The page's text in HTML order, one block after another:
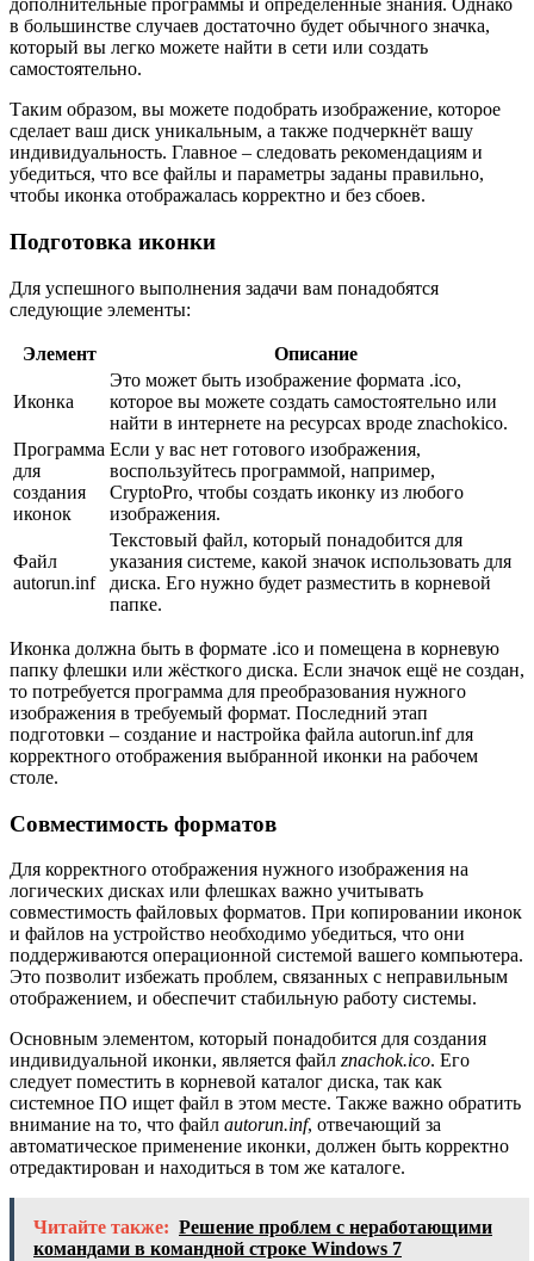
дополнительные программы и определённые знания. Однако
в большинстве случаев достаточно будет обычного значка,
который вы легко можете найти в сети или создать
самостоятельно.
Таким образом, вы можете подобрать изображение, которое
сделает ваш диск уникальным, а также подчеркнёт вашу
индивидуальность. Главное – следовать рекомендациям и
убедиться, что все файлы и параметры заданы правильно,
чтобы иконка отображалась корректно и без сбоев.
Подготовка иконки
Для успешного выполнения задачи вам понадобятся
следующие элементы:
Элемент Описание
Иконка
Это может быть изображение формата .ico,
которое вы можете создать самостоятельно или
найти в интернете на ресурсах вроде znachokico.
Программа
для
создания
иконок
Если у вас нет готового изображения,
воспользуйтесь программой, например,
CryptoPro, чтобы создать иконку из любого
изображения.
Файл
autorun.inf
Текстовый файл, который понадобится для
указания системе, какой значок использовать для
диска. Его нужно будет разместить в корневой
папке.
Иконка должна быть в формате .ico и помещена в корневую
папку флешки или жёсткого диска. Если значок ещё не создан,
то потребуется программа для преобразования нужного
изображения в требуемый формат. Последний этап
подготовки – создание и настройка файла autorun.inf для
корректного отображения выбранной иконки на рабочем
столе.
Совместимость форматов
Для корректного отображения нужного изображения на
логических дисках или флешках важно учитывать
совместимость файловых форматов. При копировании иконок
и файлов на устройство необходимо убедиться, что они
поддерживаются операционной системой вашего компьютера.
Это позволит избежать проблем, связанных с неправильным
отображением, и обеспечит стабильную работу системы.
Основным элементом, который понадобится для создания
индивидуальной иконки, является файл znachok.ico. Его
следует поместить в корневой каталог диска, так как
системное ПО ищет файл в этом месте. Также важно обратить
внимание на то, что файл autorun.inf, отвечающий за
автоматическое применение иконки, должен быть корректно
отредактирован и находиться в том же каталоге.
Читайте также: Решение проблем с неработающими
командами в командной строке Windows 7